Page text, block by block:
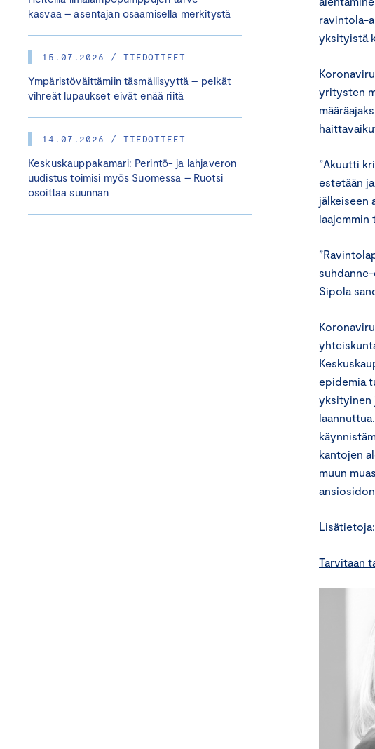
kasvaa – asentajan osaamisella merkitystä
15.07.2026 / TIEDOTTEET
Ympäristöväittämiin täsmällisyyttä – pelkät
vihreät lupaukset eivät enää riitä
14.07.2026 / TIEDOTTEET
Keskuskauppakamari: Perintö- ja lahjaveron
uudistus toimisi myös Suomessa – Ruotsi
osoittaa suunnan
ravintola-
yksityistä
yritysten
”Akuutti
estetään
jälkeiseen
laajemmin
Sipola
epidemia
yksityinen
kantojen
muun
Lisätietoja:
Tarvitaan